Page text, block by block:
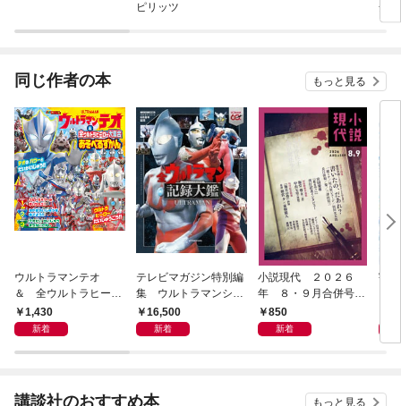
ピリッツ
全版
同じ作者の本 もっと見る
ウルトラマンテオ
＆ 全ウルトラヒーロ
ー大集合 あそべるず
かん
1,430
新着
テレビマガジン特別編
集 ウルトラマンシリ
ーズ６０周年記念 全
ウルトラマン記録大鑑
16,500
新着
小説現代 ２０２６
年 ８・９月合併号
（ライト版）
850
新着
宇
講談社のおすすめ本 もっと見る